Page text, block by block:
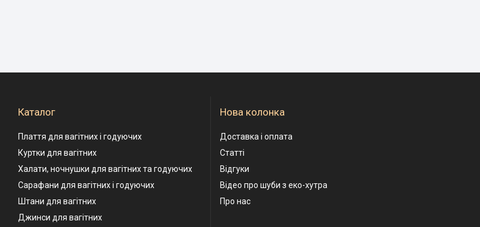
Каталог
Плаття для вагітних і годуючих
Куртки для вагітних
Халати, ночнушки для вагітних та годуючих
Сарафани для вагітних і годуючих
Штани для вагітних
Джинси для вагітних
Нова колонка
Доставка і оплата
Статті
Відгуки
Відео про шуби з еко-хутра
Про нас